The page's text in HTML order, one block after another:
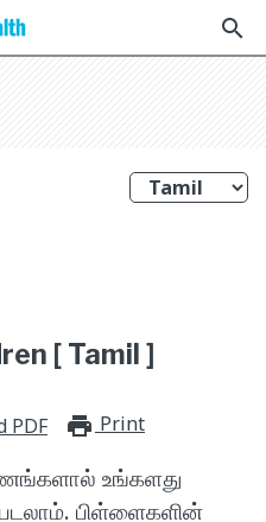
search
[ Tamil ]
PDF Print
உங்களது
பிள்ளைகளின்